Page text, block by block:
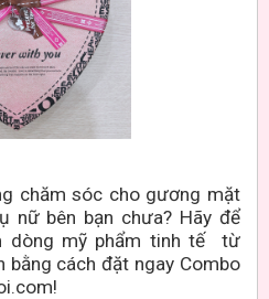
chăm sóc cho gương mặt
nữ bên bạn chưa? Hãy để
dòng mỹ phẩm tinh tế từ
bằng cách đặt ngay Combo